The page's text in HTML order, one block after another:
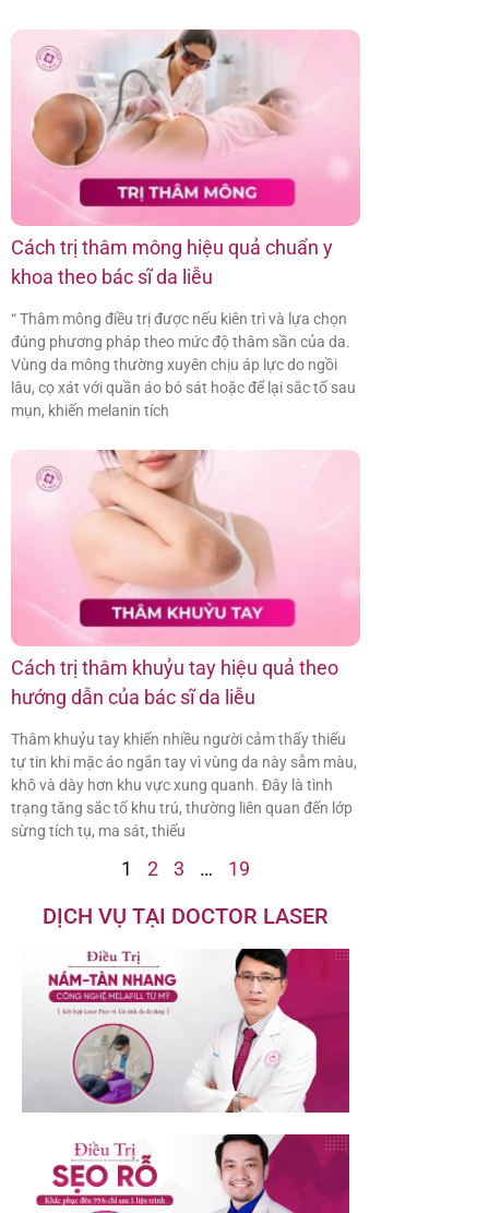
Cách trị thâm mông hiệu quả chuẩn y
khoa theo bác sĩ da liễu
“ Thâm mông điều trị được nếu kiên trì và lựa chọn
đúng phương pháp theo mức độ thâm sần của da.
Vùng da mông thường xuyên chịu áp lực do ngồi
lâu, cọ xát với quần áo bó sát hoặc để lại sắc tố sau
mụn, khiến melanin tích
Cách trị thâm khuỷu tay hiệu quả theo
hướng dẫn của bác sĩ da liễu
Thâm khuỷu tay khiến nhiều người cảm thấy thiếu
tự tin khi mặc áo ngắn tay vì vùng da này sẫm màu,
khô và dày hơn khu vực xung quanh. Đây là tình
trạng tăng sắc tố khu trú, thường liên quan đến lớp
sừng tích tụ, ma sát, thiếu
1 2 3 … 19
DỊCH VỤ TẠI DOCTOR LASER